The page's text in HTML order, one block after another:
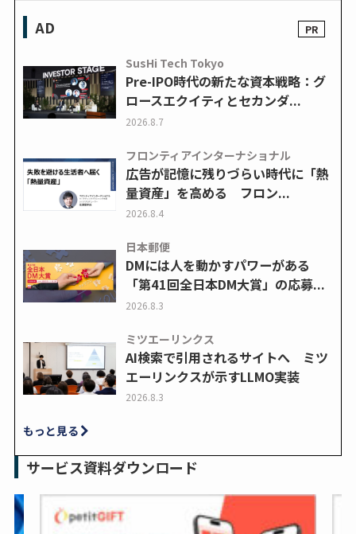
AD
SusHi Tech Tokyo
Pre-IPO時代の新たな資本戦略：グ
ロースエクイティとセカンダ...
2026.8.7
フロンティアインターナショナル
広告が記憶に残りづらい時代に「熱
量資産」を高める フロン...
2026.8.4
日本郵便
DMには人を動かすパワーがある
「第41回全日本DM大賞」の応募...
2026.8.3
ミツエーリンクス
AI検索で引用されるサイトへ ミツ
エーリンクスが示すLLMO実装
2026.8.3
もっと見る
サービス資料ダウンロード